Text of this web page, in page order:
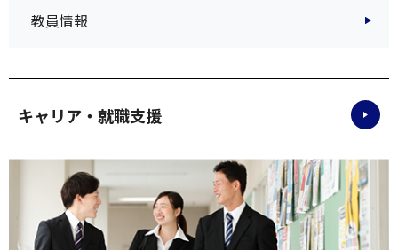
教員情報
キャリア・就職支援